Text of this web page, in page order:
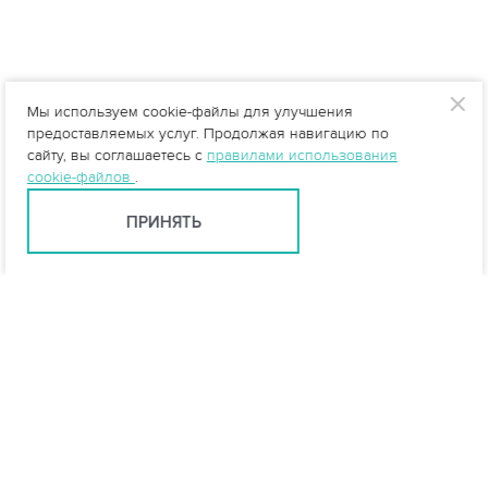
Мы используем cookie-файлы для улучшения
предоставляемых услуг. Продолжая навигацию по
сайту, вы соглашаетесь с правилами использования
cookie-файлов .
ПРИНЯТЬ